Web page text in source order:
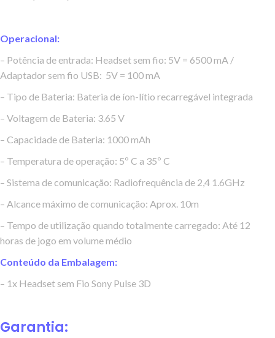
Operacional:
– Potência de entrada: Headset sem fio: 5V = 6500 mA /
Adaptador sem fio USB: 5V = 100 mA
– Tipo de Bateria: Bateria de íon-lítio recarregável integrada
– Voltagem de Bateria: 3.65 V
– Capacidade de Bateria: 1000 mAh
– Temperatura de operação: 5º C a 35º C
– Sistema de comunicação: Radiofrequência de 2,4 1.6GHz
– Alcance máximo de comunicação: Aprox. 10m
– Tempo de utilização quando totalmente carregado: Até 12
horas de jogo em volume médio
Conteúdo da Embalagem:
– 1x Headset sem Fio Sony Pulse 3D
Garantia: